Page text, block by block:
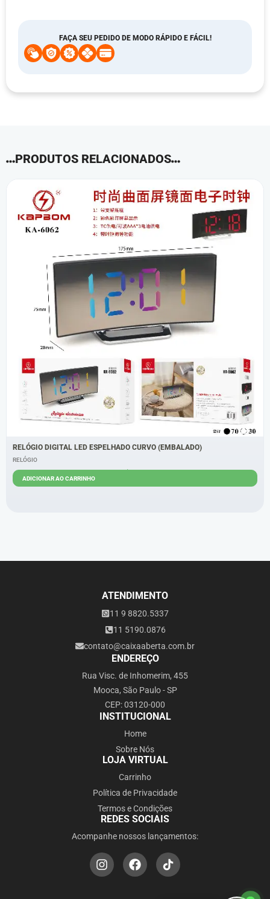
FAÇA SEU PEDIDO DE MODO RÁPIDO E FÁCIL!
PRODUTOS RELACIONADOS
RELÓGIO DIGITAL LED ESPELHADO CURVO (EMBALADO)
RELÓGIO
ADICIONAR AO CARRINHO
ATENDIMENTO
11 9 8820.5337
11 5190.0876
contato@caixaaberta.com.br
ENDEREÇO
Rua Visc. de Inhomerim, 455
Mooca, São Paulo - SP
CEP: 03120-000
INSTITUCIONAL
Home
Sobre Nós
LOJA VIRTUAL
Carrinho
Política de Privacidade
Termos e Condições
REDES SOCIAIS
Acompanhe nossos lançamentos: